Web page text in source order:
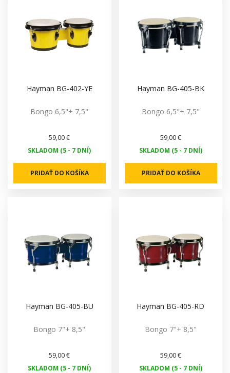
Hayman BG-402-YE
Bongo 6,5"+ 7,5"
59,00 €
SKLADOM (5 - 7 DNÍ)
PRIDAŤ DO KOŠÍKA
Hayman BG-405-BK
Bongo 6,5"+ 7,5"
59,00 €
SKLADOM (5 - 7 DNÍ)
PRIDAŤ DO KOŠÍKA
Hayman BG-405-BU
Bongo 7"+ 8,5"
59,00 €
SKLADOM (5 - 7 DNÍ)
Hayman BG-405-RD
Bongo 7"+ 8,5"
59,00 €
SKLADOM (5 - 7 DNÍ)